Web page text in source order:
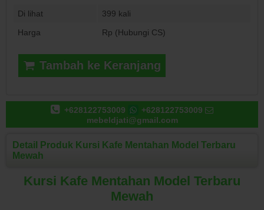
Di lihat
399 kali
Harga
Rp (Hubungi CS)
Tambah ke Keranjang
+628122753009
+628122753009
mebeldjati@gmail.com
Detail Produk Kursi Kafe Mentahan Model Terbaru
Mewah
Kursi Kafe Mentahan Model Terbaru
Mewah